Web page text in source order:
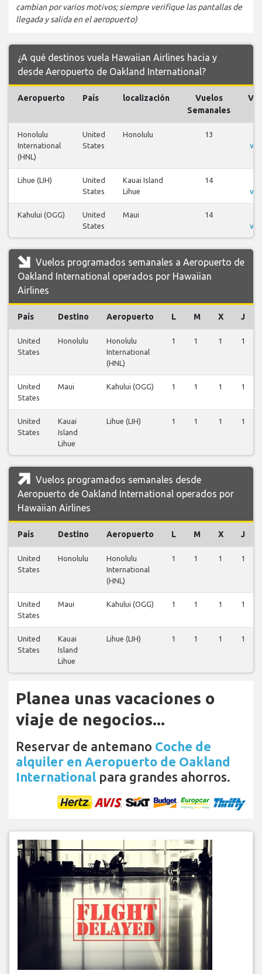
cambian por varios motivos; siempre verifique las pantallas de
llegada y salida en el aeropuerto)
¿A qué destinos vuela Hawaiian Airlines hacia y
desde Aeropuerto de Oakland International?
Aeropuerto País localización
Vuelos
Semanales
Honolulu
International
(HNL)
United
States
Honolulu 13
Lihue (LIH)
United
States
Kauai Island
Lihue
14
Kahului (OGG)
United
States
Maui 14
Vuelos programados semanales a Aeropuerto de
Oakland International operados por Hawaiian
Airlines
País Destino Aeropuerto L M X J
United
States
Honolulu
Honolulu
International
(HNL)
1 1 1 1
United
States
Maui Kahului (OGG) 1 1 1 1
United
States
Kauai
Island
Lihue
Lihue (LIH) 1 1 1 1
Vuelos programados semanales desde
Aeropuerto de Oakland International operados por
Hawaiian Airlines
País Destino Aeropuerto L M X J
United
States
Honolulu
Honolulu
International
(HNL)
1 1 1 1
United
States
Maui Kahului (OGG) 1 1 1 1
United
States
Kauai
Island
Lihue
Lihue (LIH) 1 1 1 1
Planea unas vacaciones o
viaje de negocios...
Reservar de antemano Coche de
alquiler en Aeropuerto de Oakland
International para grandes ahorros.